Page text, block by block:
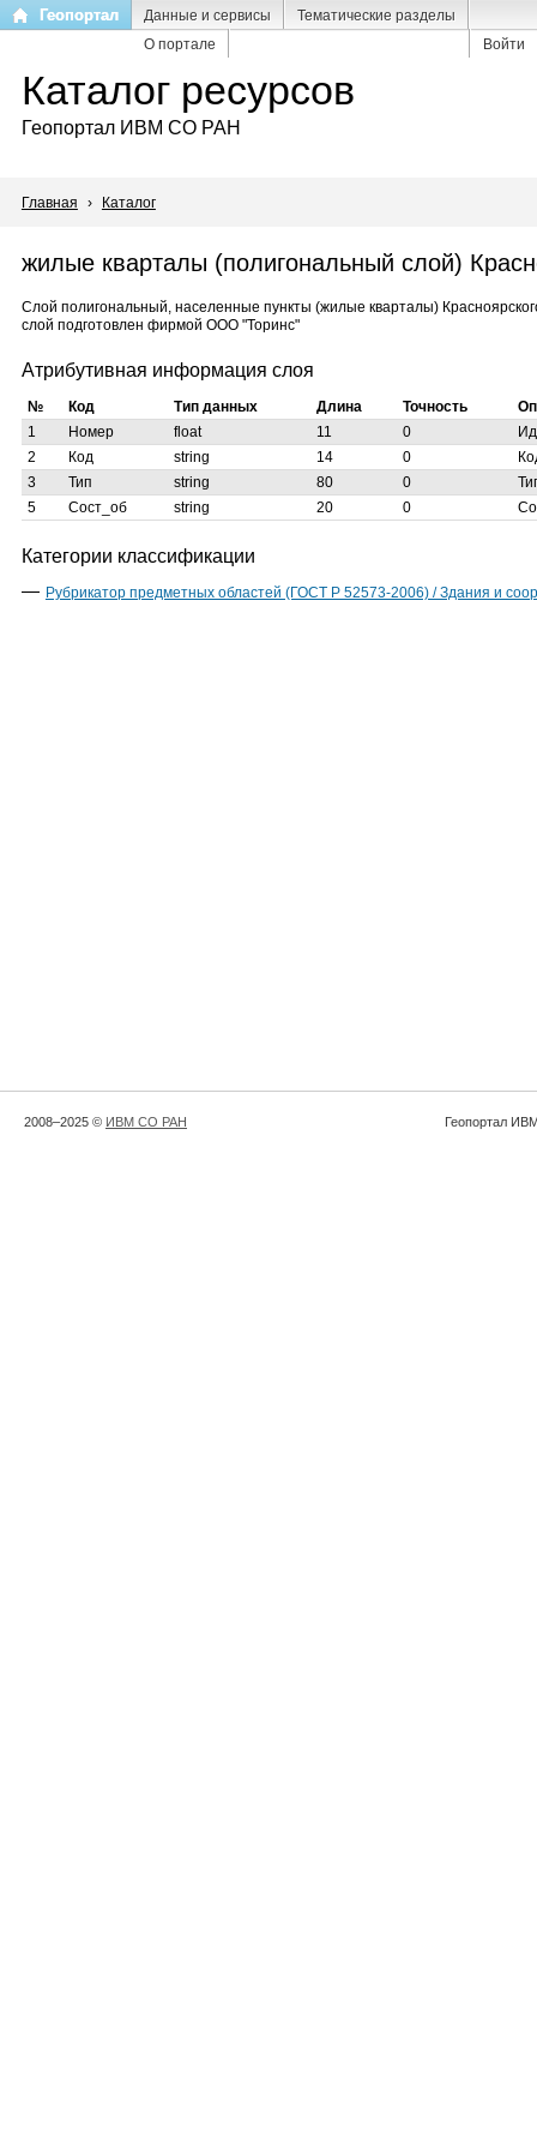
Перейти
содержанию
Геопортал Данные и сервисы
Тематические разделы
О портале
Войти
Каталог ресурсов
Геопортал ИВМ СО РАН
Главная › Каталог
жилые кварталы (полигональный слой)
Слой полигональный, населенные пункты (жилые кварталы)
слой подготовлен фирмой ООО "Торинс"
Атрибутивная информация слоя
№ Код Тип данных Длина Точность
1
Номер float 11 0
2
Код string 14 0
3
Тип string 80 0
5
Сост_об string 20 0
Категории классификации
Рубрикатор предметных областей (ГОСТ Р 52573-2006) / Здания и
2008–2025 © ИВМ СО РАН Геопортал